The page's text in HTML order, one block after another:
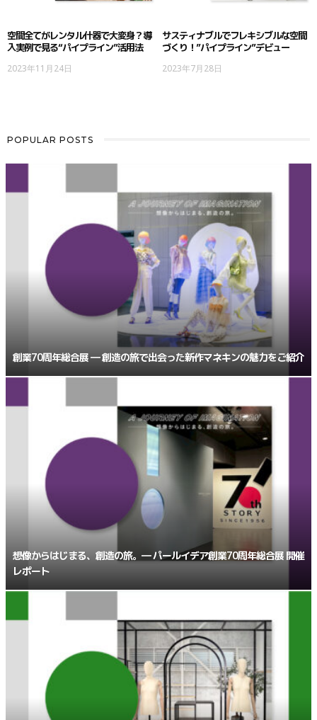
空間全てがレンタル什器で大変身？導
入実例で見る“パイプライン”活用法
2023年11月24日
サスティナブルでフレキシブルな空間
づくり！”パイプライン”デビュー
2023年7月28日
POPULAR POSTS
創業70周年総合展 ― 創造の旅で出会った新作マネキンの魅力をご紹介
想像からはじまる、創造の旅。― パールイデア創業70周年総合展 開催
レポート